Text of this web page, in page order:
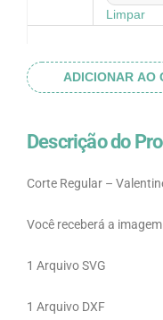
Limpar
ADICIONAR AO
Descrição do
Corte Regular –
Você receberá a
1 Arquivo SVG
1 Arquivo DXF